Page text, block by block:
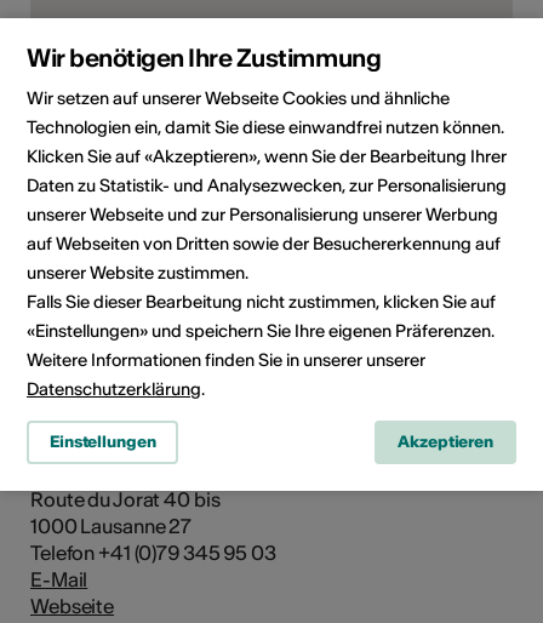
Route du Jorat 40 bis, 1000 Lausanne 27
Route planen
ÖV Fahrplan
Institution / Organisation
Association Art-en-Ciel - Isabelle Meyer
Route du Jorat 40 bis
1000 Lausanne 27
Telefon +41 (0)79 345 95 03
E-Mail
Webseite
Wir benötigen Ihre Zustimmung
Wir setzen auf unserer Webseite Cookies und ähnliche
Technologien ein, damit Sie diese einwandfrei nutzen können.
Klicken Sie auf «Akzeptieren», wenn Sie der Bearbeitung Ihrer
Daten zu Statistik- und Analysezwecken, zur Personalisierung
unserer Webseite und zur Personalisierung unserer Werbung
auf Webseiten von Dritten sowie der Besuchererkennung auf
unserer Website zustimmen.
Falls Sie dieser Bearbeitung nicht zustimmen, klicken Sie auf
«Einstellungen» und speichern Sie Ihre eigenen Präferenzen.
Weitere Informationen finden Sie in unserer unserer
Datenschutzerklärung.
Einstellungen Akzeptieren